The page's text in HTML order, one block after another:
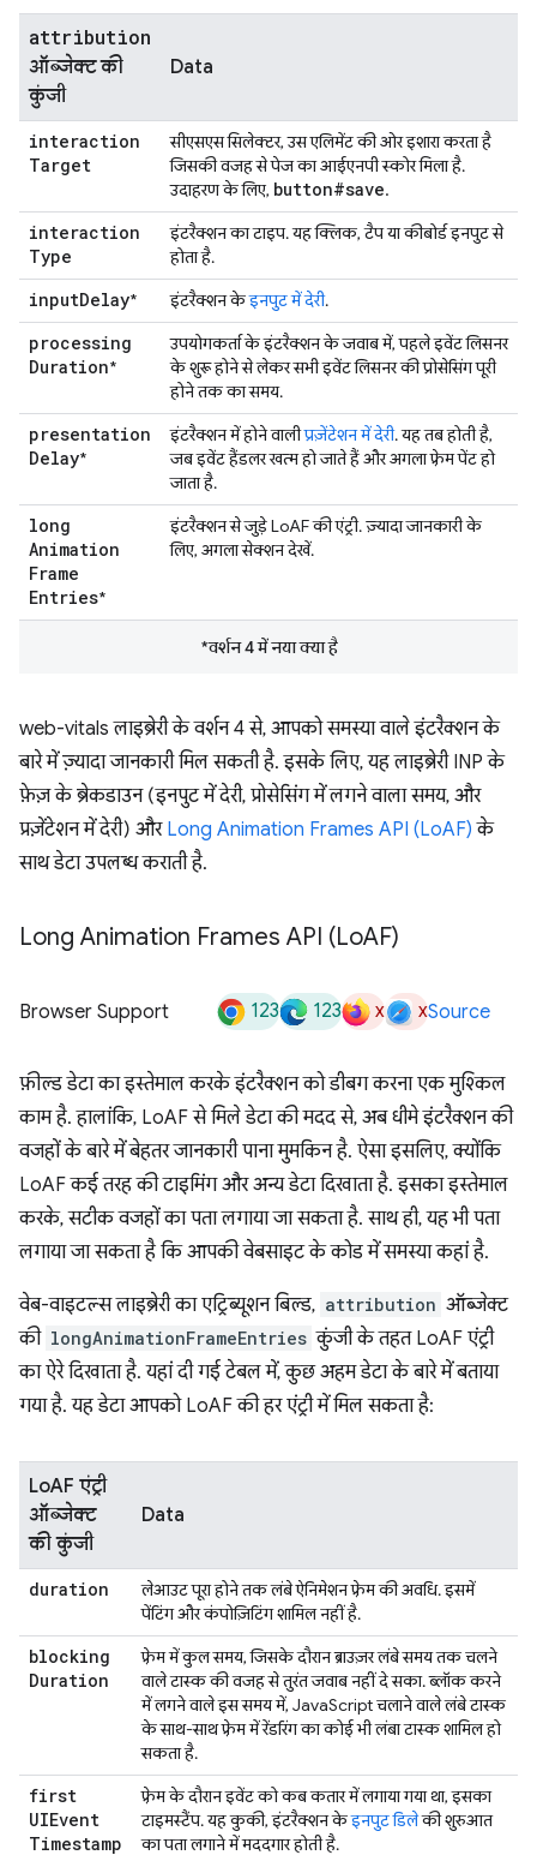
attribution
ऑब्जेक्ट की
कुंजी
Data
interaction
Target
सीएसएस सिलेक्टर, उस एलिमेंट की ओर इशारा करता है
जिसकी वजह से पेज का आईएनपी स्कोर मिला है.
उदाहरण के लिए, button#save.
interaction
Type
इंटरैक्शन का टाइप. यह क्लिक, टैप या कीबोर्ड इनपुट से
होता है.
inputDelay* इंटरैक्शन केइनपुट में देरी.
processing
Duration*
उपयोगकर्ता के इंटरैक्शन के जवाब में, पहले इवेंट लिसनर
के शुरू होने से लेकर सभी इवेंट लिसनर की प्रोसेसिंग पूरी
होने तक का समय.
presentation
Delay*
इंटरैक्शन में होने वालीप्रज़ेंटेशन में देरी. यह तब होती है,
जब इवेंट हैंडलर खत्म हो जाते हैं और अगला फ़्रेम पेंट हो
जाता है.
long
Animation
Frame
Entries*
इंटरैक्शन से जुड़े LoAF की एंट्री. ज़्यादा जानकारी के
लिए, अगला सेक्शन देखें.
*वर्शन 4 में नया क्या है
web-vitals लाइब्रेरी के वर्शन 4 से, आपको समस्या वाले इंटरैक्शन के
बारे में ज़्यादा जानकारी मिल सकती है. इसके लिए, यह लाइब्रेरी INP के
फ़ेज़ के ब्रेकडाउन (इनपुट में देरी, प्रोसेसिंग में लगने वाला समय, और
प्रज़ेंटेशन में देरी) और Long Animation Frames API (LoAF) के
साथ डेटा उपलब्ध कराती है.
Long Animation Frames API (LoAF)
Browser Support 123 123 x xSource
फ़ील्ड डेटा का इस्तेमाल करके इंटरैक्शन को डीबग करना एक मुश्किल
काम है. हालांकि, LoAF से मिले डेटा की मदद से, अब धीमे इंटरैक्शन की
वजहों के बारे में बेहतर जानकारी पाना मुमकिन है. ऐसा इसलिए, क्योंकि
LoAF कई तरह की टाइमिंग और अन्य डेटा दिखाता है. इसका इस्तेमाल
करके, सटीक वजहों का पता लगाया जा सकता है. साथ ही, यह भी पता
लगाया जा सकता है कि आपकी वेबसाइट के कोड में समस्या कहां है.
वेब-वाइटल्स लाइब्रेरी का एट्रिब्यूशन बिल्ड, attribution ऑब्जेक्ट
की longAnimationFrameEntries कुंजी के तहत LoAF एंट्री
का ऐरे दिखाता है. यहां दी गई टेबल में, कुछ अहम डेटा के बारे में बताया
गया है. यह डेटा आपको LoAF की हर एंट्री में मिल सकता है:
LoAF एंट्री
ऑब्जेक्ट
की कुंजी
Data
duration
लेआउट पूरा होने तक लंबे ऐनिमेशन फ़्रेम की अवधि. इसमें
पेंटिंग और कंपोज़िटिंग शामिल नहीं है.
blocking
Duration
फ़्रेम में कुल समय, जिसके दौरान ब्राउज़र लंबे समय तक चलने
वाले टास्क की वजह से तुरंत जवाब नहीं दे सका. ब्लॉक करने
में लगने वाले इस समय में, JavaScript चलाने वाले लंबे टास्क
के साथ-साथ फ़्रेम में रेंडरिंग का कोई भी लंबा टास्क शामिल हो
सकता है.
first
UIEvent
Timestamp
फ़्रेम के दौरान इवेंट को कब कतार में लगाया गया था, इसका
टाइमस्टैंप. यह कुकी, इंटरैक्शन केइनपुट डिलेकी शुरुआत
का पता लगाने में मददगार होती है.